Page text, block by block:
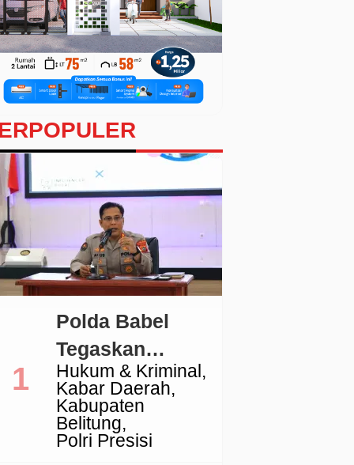
Hukum & Kriminal
Kabar Daerah
Kabupaten
Belitung
Polri Presisi
Polda Babel
Tegaskan
Komitmen
Penegakan
Hukum Terkait